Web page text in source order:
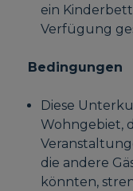
ein
Verfügung
Bedingungen
Diese
Wohngebiet,
die andere
könnten,